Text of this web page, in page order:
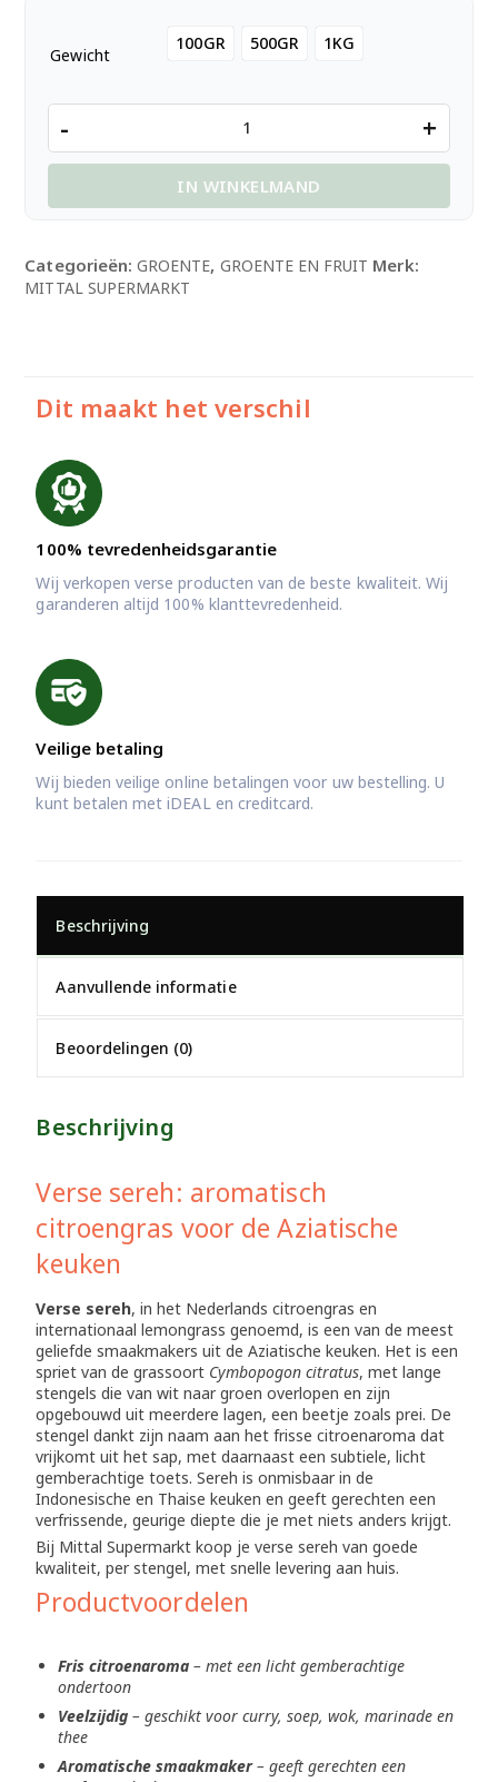
Gewicht
100GR 500GR 1KG
Sereh
Verse
aantal
- +
IN WINKELMAND
Categorieën:GROENTE, GROENTE EN FRUIT Merk:
MITTAL SUPERMARKT
Dit maakt het verschil
100% tevredenheidsgarantie
Wij verkopen verse producten van de beste kwaliteit. Wij
garanderen altijd 100% klanttevredenheid.
Veilige betaling
Wij bieden veilige online betalingen voor uw bestelling. U
kunt betalen met iDEAL en creditcard.
Beschrijving
Aanvullende informatie
Beoordelingen (0)
Beschrijving
Verse sereh: aromatisch
citroengras voor de Aziatische
keuken
Verse sereh, in het Nederlands citroengras en
internationaal lemongrass genoemd, is een van de meest
geliefde smaakmakers uit de Aziatische keuken. Het is een
spriet van de grassoort Cymbopogon citratus, met lange
stengels die van wit naar groen overlopen en zijn
opgebouwd uit meerdere lagen, een beetje zoals prei. De
stengel dankt zijn naam aan het frisse citroenaroma dat
vrijkomt uit het sap, met daarnaast een subtiele, licht
gemberachtige toets. Sereh is onmisbaar in de
Indonesische en Thaise keuken en geeft gerechten een
verfrissende, geurige diepte die je met niets anders krijgt.
Bij Mittal Supermarkt koop je verse sereh van goede
kwaliteit, per stengel, met snelle levering aan huis.
Productvoordelen
Fris citroenaroma – met een licht gemberachtige
ondertoon
Veelzijdig – geschikt voor curry, soep, wok, marinade en
thee
Aromatische smaakmaker– geeft gerechten een